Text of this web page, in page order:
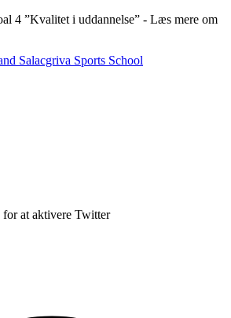
4 ”Kvalitet i uddannelse” - Læs mere om
Salacgriva Sports School
for at aktivere Twitter